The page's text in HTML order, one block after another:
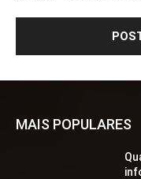
MAIS POPULARES